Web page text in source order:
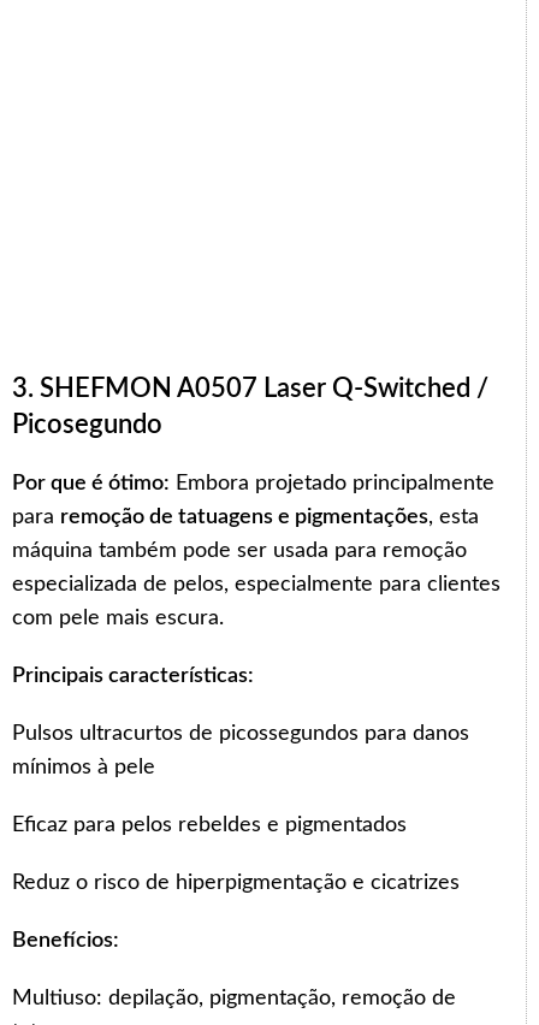
3. SHEFMON A0507 Laser Q-Switched /
Picosegundo
Por que é ótimo: Embora projetado principalmente
para remoção de tatuagens e pigmentações, esta
máquina também pode ser usada para remoção
especializada de pelos, especialmente para clientes
com pele mais escura.
Principais características:
Pulsos ultracurtos de picossegundos para danos
mínimos à pele
Eficaz para pelos rebeldes e pigmentados
Reduz o risco de hiperpigmentação e cicatrizes
Benefícios:
Multiuso: depilação, pigmentação, remoção de